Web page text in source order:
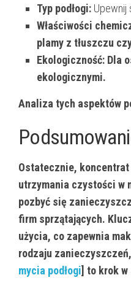
Typ podłogi: Upewnij
Właściwości
plamy z tłuszczu
Ekologiczność: Dla
ekologicznymi.
Analiza tych aspektów
Ostatecznie, koncentrat
utrzymania czystości w
pozbyć się
firm sprzątających.
użycia, co zapewnia
rodzaju
mycia podłogi] to krok